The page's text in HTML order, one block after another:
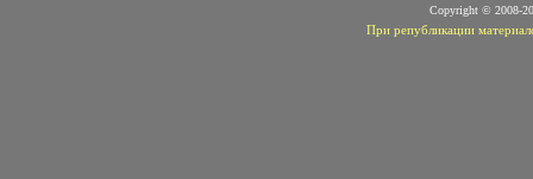
Copyright © 2008-
При републикации